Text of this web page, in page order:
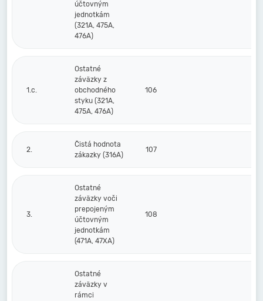
účtovným
jednotkám
(321A, 475A,
476A)
1.c.
Ostatné
záväzky z
obchodného
styku (321A,
475A, 476A)
106
2.
Čistá hodnota
zákazky (316A)
107
3.
Ostatné
záväzky voči
prepojeným
účtovným
jednotkám
(471A, 47XA)
108
Ostatné
záväzky v
rámci